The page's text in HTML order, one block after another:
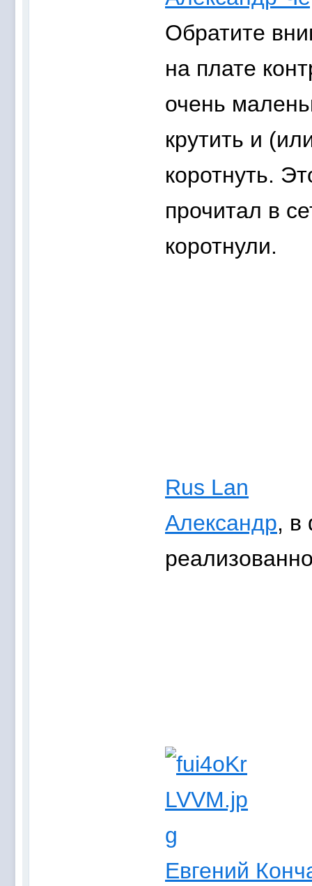
Обратите
на плате
очень
крутить и
коротнуть.
прочитал в
коротнули.
Rus Lan
Александр, в
Евгений